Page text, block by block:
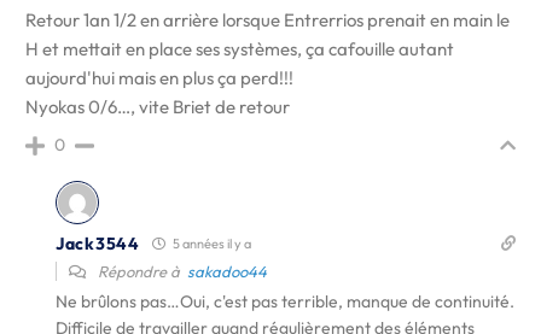
Retour 1an 1/2 en arrière lorsque Entrerrios prenait en main le
H et mettait en place ses systèmes, ça cafouille autant
aujourd'hui mais en plus ça perd!!!
Nyokas 0/6…, vite Briet de retour
0
Jack3544 5 années il y a
Répondre à sakadoo44
Ne brûlons pas…Oui, c'est pas terrible, manque de continuité.
Difficile de travailler quand régulièrement des éléments